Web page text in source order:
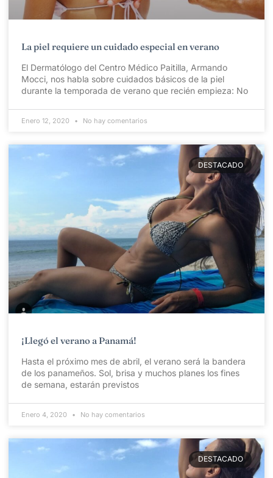
La piel requiere un cuidado especial en verano
El Dermatólogo del Centro Médico Paitilla, Armando
Mocci, nos habla sobre cuidados básicos de la piel
durante la temporada de verano que recién empieza: No
Enero 12, 2020 No hay comentarios
DESTACADO
¡Llegó el verano a Panamá!
Hasta el próximo mes de abril, el verano será la bandera
de los panameños. Sol, brisa y muchos planes los fines
de semana, estarán previstos
Enero 4, 2020 No hay comentarios
DESTACADO